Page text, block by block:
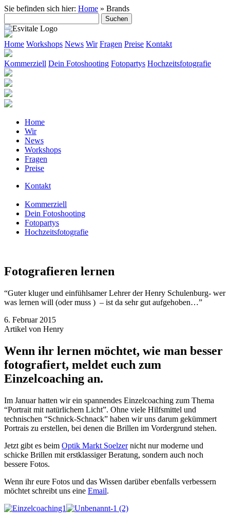
Sie befinden sich hier: Home » Brands
nach:
Home Workshops News Wir Fragen Preise Kontakt
Kommerziell Dein Fotoshooting Fotopartys Hochzeitsfotografie
Home
Wir
News
Workshops
Fragen
Preise
Kontakt
Kommerziell
Dein Fotoshooting
Fotopartys
Hochzeitsfotografie
Fotografieren lernen
“Guter kluger und einfühlsamer Lehrer der Henry Schulenburg- wer
was lernen will (oder muss ) – ist da sehr gut aufgehoben…”
6. Februar 2015
Artikel von Henry
Wenn ihr lernen möchtet, wie man besser
fotografiert, meldet euch zum
Einzelcoaching an.
Im Januar hatten wir ein spannendes Einzelcoaching zum Thema
“Portrait mit natürlichem Licht”. Ohne viele Hilfsmittel und
technischen “Schnick-Schnack” haben wir uns darum gekümmert
Portrais zu erstellen, bei denen die Brillen im Vordergrund stehen.
Jetzt gibt es beim Optik Markt Soelzernicht nur moderne und
schicke Brillen mit erstklassiger Beratung, sondern auch noch
bessere Fotos.
Wenn ihr eure Fotos und das Wissen darüber ebenfalls verbessern
möchtet schreibt uns eine Email.